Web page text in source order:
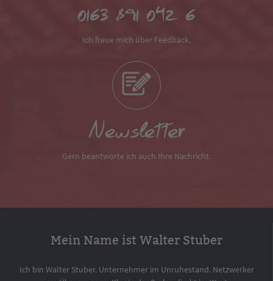
0163 891 042 6
Ich freue mich über Feedback.
Newsletter
Gern beantworte ich auch Ihre Nachricht.
Mein Name ist Walter Stuber
Ich bin Walter Stuber. Unternehmer im Unruhestand. Netzwerker